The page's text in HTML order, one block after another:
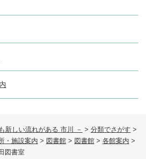
しい流れがある 市川 － > 分類でさがす >
・施設案内 > 図書館 > 図書館 > 各館案内 >
図書室